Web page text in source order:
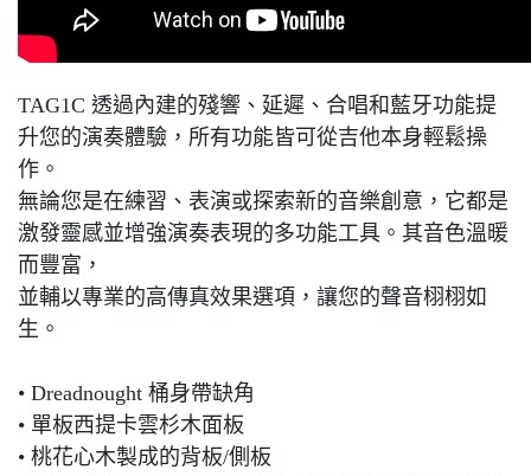
TAG1C 透過內建的殘響、延遲、合唱和藍牙功能提
升您的演奏體驗，所有功能皆可從吉他本身輕鬆操
作。
無論您是在練習、表演或探索新的音樂創意，它都是
激發靈感並增強演奏表現的多功能工具。其音色溫暖
而豐富，
並輔以專業的高傳真效果選項，讓您的聲音栩栩如
生。
• Dreadnought 桶身帶缺角
• 單板西提卡雲杉木面板
• 桃花心木製成的背板/側板